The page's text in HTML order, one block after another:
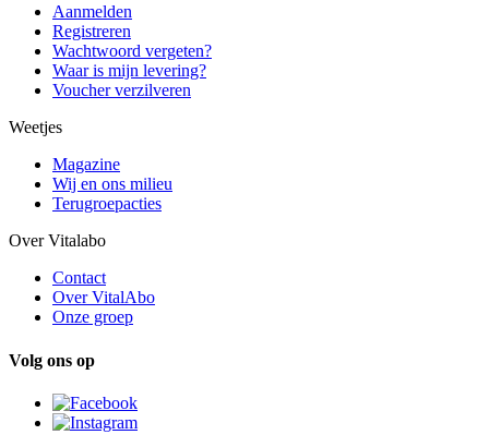
Aanmelden
Registreren
Wachtwoord vergeten?
Waar is mijn levering?
Voucher verzilveren
Weetjes
Magazine
Wij en ons milieu
Terugroepacties
Over Vitalabo
Contact
Over VitalAbo
Onze groep
Volg ons op